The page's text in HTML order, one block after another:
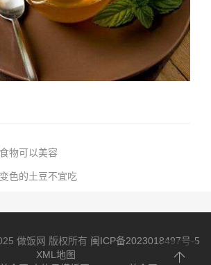
物可以美容
色的土豆不宜吃
做饭网 版权所有 闽ICP备2023018497号-5
XML地图